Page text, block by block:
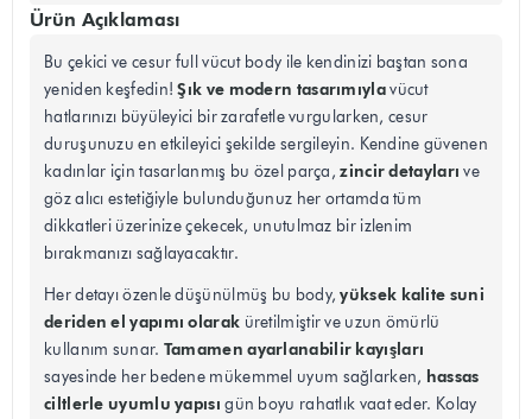
Ürün Açıklaması
Bu çekici ve cesur full vücut body ile kendinizi baştan sona
yeniden keşfedin!Şık ve modern tasarımıylavücut
hatlarınızı büyüleyici bir zarafetle vurgularken, cesur
duruşunuzu en etkileyici şekilde sergileyin. Kendine güvenen
kadınlar için tasarlanmış bu özel parça,zincir detayları ve
göz alıcı estetiğiyle bulunduğunuz her ortamda tüm
dikkatleri üzerinize çekecek, unutulmaz bir izlenim
bırakmanızı sağlayacaktır.
Her detayı özenle düşünülmüş bu body,yüksek kalite suni
deriden el yapımı olarak üretilmiştir ve uzun ömürlü
kullanım sunar. Tamamen ayarlanabilir kayışları
sayesinde her bedene mükemmel uyum sağlarken, hassas
ciltlerle uyumlu yapısı gün boyu rahatlık vaat eder. Kolay